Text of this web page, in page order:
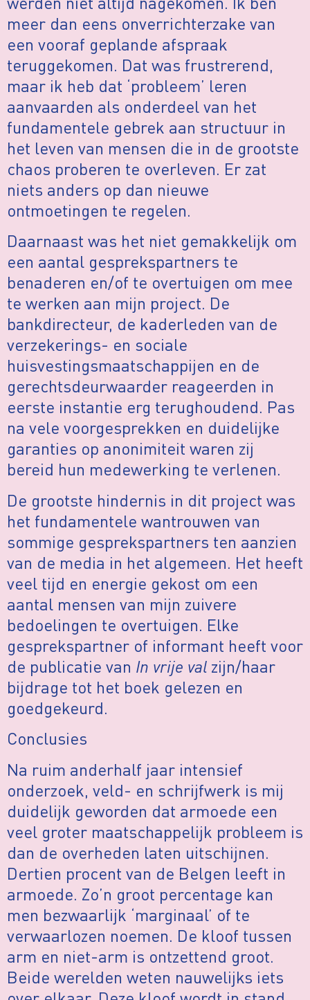
meer dan eens onverrichterzake van
een vooraf geplande afspraak
teruggekomen. Dat was frustrerend,
maar ik heb dat ‘probleem’ leren
aanvaarden als onderdeel van het
fundamentele gebrek aan structuur in
het leven van mensen die in de grootste
chaos proberen te overleven. Er zat
niets anders op dan nieuwe
ontmoetingen te regelen.
Daarnaast was het niet gemakkelijk om
een aantal gesprekspartners te
benaderen en/of te overtuigen om mee
te werken aan mijn project. De
bankdirecteur, de kaderleden van de
verzekerings- en sociale
huisvestingsmaatschappijen en de
gerechtsdeurwaarder reageerden in
eerste instantie erg terughoudend. Pas
na vele voorgesprekken en duidelijke
garanties op anonimiteit waren zij
bereid hun medewerking te verlenen.
De grootste hindernis in dit project was
het fundamentele wantrouwen van
sommige gesprekspartners ten aanzien
van de media in het algemeen. Het heeft
veel tijd en energie gekost om een
aantal mensen van mijn zuivere
bedoelingen te overtuigen. Elke
gesprekspartner of informant heeft voor
de publicatie van In vrije val zijn/haar
bijdrage tot het boek gelezen en
goedgekeurd.
Conclusies
Na ruim anderhalf jaar intensief
onderzoek, veld- en schrijfwerk is mij
duidelijk geworden dat armoede een
veel groter maatschappelijk probleem is
dan de overheden laten uitschijnen.
Dertien procent van de Belgen leeft in
armoede. Zo’n groot percentage kan
men bezwaarlijk ‘marginaal’ of te
verwaarlozen noemen. De kloof tussen
arm en niet-arm is ontzettend groot.
Beide werelden weten nauwelijks iets